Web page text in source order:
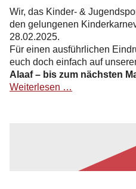
Wir, das Kinder- &
den gelungenen
28.02.2025.
Für einen ausführlichen
euch doch einfach auf
Alaaf – bis zum nächsten
Weiterlesen …
unglaublichen